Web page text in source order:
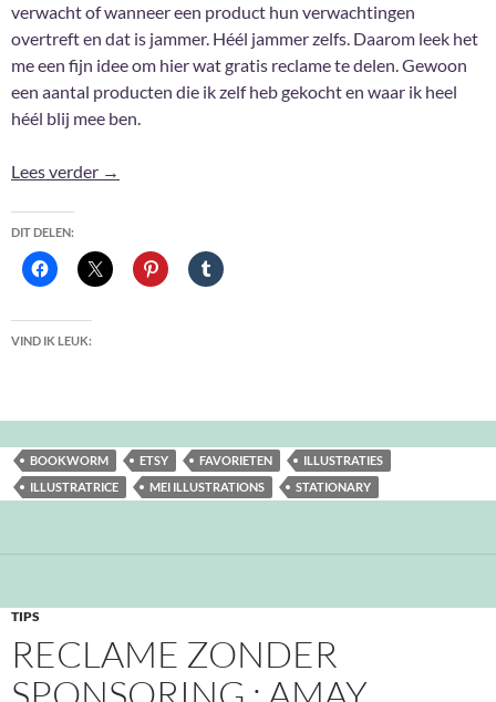
verwacht of wanneer een product hun verwachtingen
overtreft en dat is jammer. Héél jammer zelfs. Daarom leek het
me een fijn idee om hier wat gratis reclame te delen. Gewoon
een aantal producten die ik zelf heb gekocht en waar ik heel
héél blij mee ben.
Lees verder Reclame zonder sponsoring : Mei Illustrations
→
DIT DELEN:
VIND IK LEUK:
BOOKWORM ETSY FAVORIETEN
ILLUSTRATIES
ILLUSTRATRICE
MEI ILLUSTRATIONS STATIONARY
TIPS
RECLAME ZONDER